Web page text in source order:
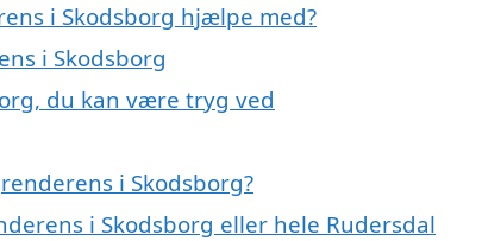
i Skodsborg hjælpe med?
i Skodsborg
du kan være tryg ved
i Skodsborg?
i Skodsborg eller hele Rudersdal